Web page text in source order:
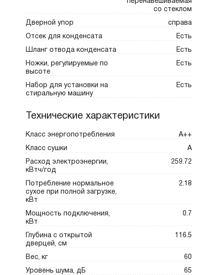
перенавешиваемая
со стеклом
Дверной упор справа
Отсек для конденсата Есть
Шланг отвода конденсата Есть
Ножки, регулируемые по
высоте
Есть
Набор для установки на
стиральную машину
Есть
Технические характеристики
Класс энергопотребления A++
Класс сушки A
Расход электроэнергии,
кВтч/год
259.72
Потребление нормальное
сухое при полной загрузке,
кВт
2.18
Мощность подключения,
кВт
0.7
Глубина с открытой
дверцей, см
116.5
Вес, кг 60
Уровень шума, дБ 65